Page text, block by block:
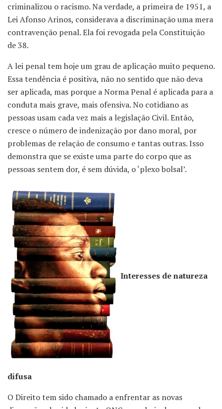
criminalizou o racismo. Na verdade, a primeira de 1951, a
Lei Afonso Arinos, considerava a discriminação uma mera
contravenção penal. Ela foi revogada pela Constituição
de 38.
A lei penal tem hoje um grau de aplicação muito pequeno.
Essa tendência é positiva, não no sentido que não deva
ser aplicada, mas porque a Norma Penal é aplicada para a
conduta mais grave, mais ofensiva. No cotidiano as
pessoas usam cada vez mais a legislação Civil. Então,
cresce o número de indenização por dano moral, por
problemas de relação de consumo e tantas outras. Isso
demonstra que se existe uma parte do corpo que as
pessoas sentem dor, é sem dúvida, o ‘plexo bolsal’.
Interesses de natureza
difusa
O Direito tem sido chamado a enfrentar as novas